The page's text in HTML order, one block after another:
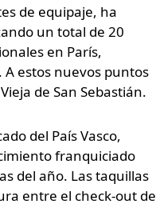
de equipaje, ha
un total de 20
en París,
A estos nuevos puntos
de San Sebastián.
del País Vasco,
franquiciado
del año. Las taquillas
entre el check-out de